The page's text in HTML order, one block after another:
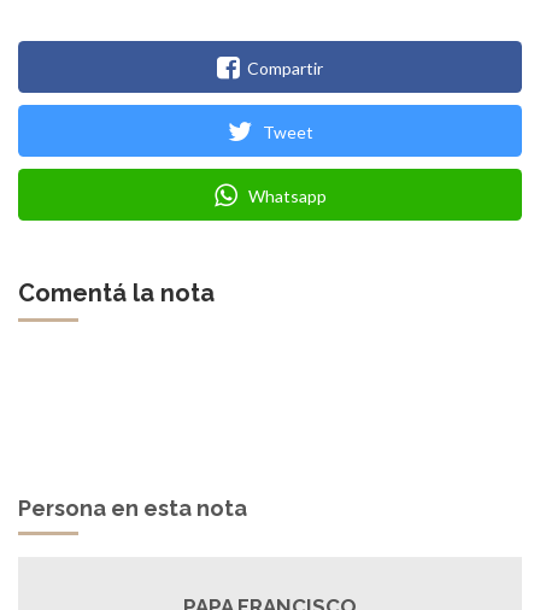
Compartir
Tweet
Whatsapp
Comentá la nota
Persona en esta nota